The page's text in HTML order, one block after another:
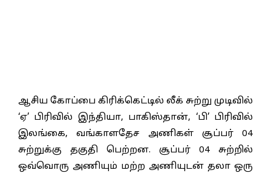
ஆசிய கோப்பை கிரிக்கெட்டில் லீக் சுற்று முடிவில்
‘ஏ’ பிரிவில் இந்தியா, பாகிஸ்தான், ‘பி’ பிரிவில்
இலங்கை, வங்காளதேச அணிகள் சூப்பர் 04
சுற்றுக்கு தகுதி பெற்றன. சூப்பர் 04 சுற்றில்
ஒவ்வொரு அணியும் மற்ற அணியுடன் தலா ஒரு